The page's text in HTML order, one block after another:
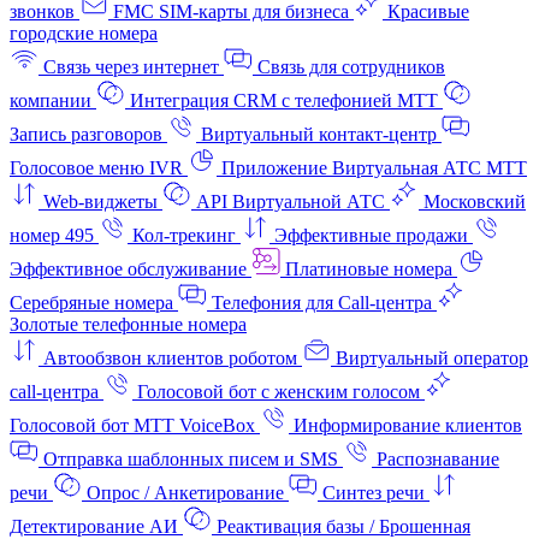
звонков FMC SIM-карты для бизнеса
Красивые
городские номера
Связь через интернет
Связь для сотрудников
компании
Интеграция CRM с телефонией МТТ
Запись разговоров
Виртуальный контакт‑центр
Голосовое меню IVR
Приложение Виртуальная АТС МТТ
Web-виджеты
API Виртуальной АТС
Московский
номер 495
Кол-трекинг
Эффективные продажи
Эффективное обслуживание
Платиновые номера
Серебряные номера
Телефония для Call-центра
Золотые телефонные номера
Автообзвон клиентов роботом
Виртуальный оператор
call-центра
Голосовой бот с женским голосом
Голосовой бот МТТ VoiceBox
Информирование клиентов
Отправка шаблонных писем и SMS
Распознавание
речи
Опрос / Анкетирование
Синтез речи
Детектирование АИ
Реактивация базы / Брошенная